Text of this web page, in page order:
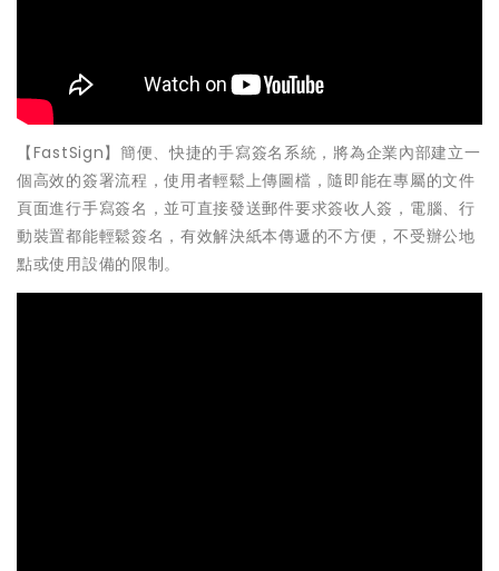
【FastSign】簡便、快捷的手寫簽名系統，將為企業內部建立一
個高效的簽署流程，使用者輕鬆上傳圖檔，隨即能在專屬的文件
頁面進行手寫簽名，並可直接發送郵件要求簽收人簽，電腦、行
動裝置都能輕鬆簽名，有效解決紙本傳遞的不方便，不受辦公地
點或使用設備的限制。